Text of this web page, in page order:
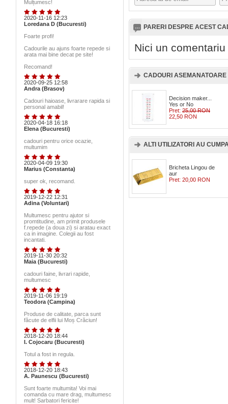
Mulțumesc!
2020-11-16 12:23
Loredana D (Bucuresti)
Foarte profi!
Cadourile au ajuns foarte repede si
arata mai bine decat pe site!
Recomand!
2020-09-25 12:58
Andra (Brasov)
Cadouri haioase, livrarare rapida si
personal amabil!
2020-04-18 16:18
Elena (Bucuresti)
cadouri pentru orice ocazie,
multumim
2020-04-09 19:30
Marius (Constanta)
super ok, recomand.
2019-12-22 12:31
Adina (Voluntari)
Multumesc pentru ajutor si
promtitudine, am primit produsele
f.repede (a doua zi) si aratau exact
ca in imagine. Colegii au fost
incantati.
2019-11-30 20:32
Maia (Bucuresti)
cadouri faine, livrari rapide,
multumesc
2019-11-06 19:19
Teodora (Campina)
Produse de calitate, parca sunt
făcute de elfii lui Moș Crăciun!
2018-12-20 18:44
I. Cojocaru (Bucuresti)
Totul a fost in regula.
2018-12-20 18:43
A. Paunescu (Bucuresti)
Sunt foarte multumita! Voi mai
comanda cu mare drag, multumesc
mult! Sarbatori fericite!
PARERI DESPRE ACEST
Nici un comentariu
CADOURI ASEMANATOARE
Decision maker...
Yes or No
Pret: 25,00 RON
22,50 RON
ALTI UTILIZATORI AU
Bricheta Lingou de
aur
Pret: 20,00 RON